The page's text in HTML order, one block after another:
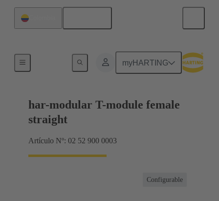
myHARTING
Terminación de placa madre a tarjeta hija
har-modular T-module female
straight
Artículo Nº: 02 52 900 0003
Configurable